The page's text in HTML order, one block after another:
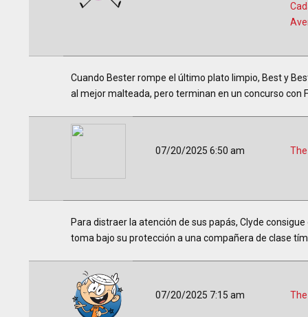
Cuando Bester rompe el último plato limpio, Best y
al mejor malteada, pero terminan en un concurso con
07/20/2025 6:50 am
Para distraer la atención de sus papás, Clyde
toma bajo su protección a una compañera de clase
07/20/2025 7:15 am